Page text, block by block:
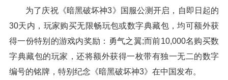
为了庆祝《暗黑破坏神3》国服公测开启，自即日起的
30天内，玩家购买无限畅玩包或数字典藏包，均可额外获
得一份特别的游戏内奖励：勇气之翼;而前10,000名购买数
字典藏包的玩家，还将额外获得一枚带有独一无二的数字
编号的铭牌，特别纪念《暗黑破坏神3》在中国发布。